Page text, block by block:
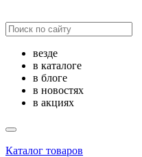
везде
в каталоге
в блоге
в новостях
в акциях
Каталог товаров